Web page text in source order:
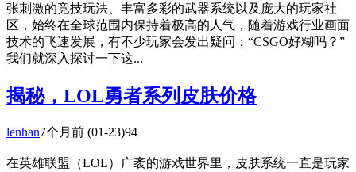
张刺激的竞技玩法、丰富多彩的武器系统以及庞大的玩家社
区，始终在全球范围内保持着极高的人气，随着游戏行业画面
技术的飞速发展，有不少玩家会发出疑问：“CSGO好糊吗？”
我们就深入探讨一下这...
揭秘，LOL勇者系列皮肤价格
lenhan7个月前 (01-23)94
在英雄联盟（LOL）广袤的游戏世界里，皮肤系统一直是玩家